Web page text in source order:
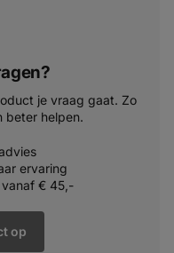
je vraag gaat. Zo
beter helpen.
ervaring
€ 45,-
op